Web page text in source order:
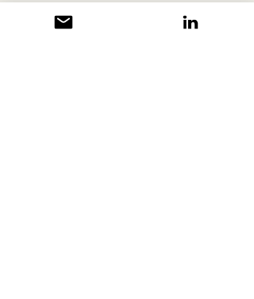
8134 Adliswil